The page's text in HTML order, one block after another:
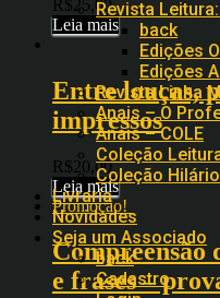
Revista
back
Edições
Edições
Revista Linha
Anais – O
Anais – COLE
Coleção
Coleção
Livraria
Novidades
Seja um Associado
back
Cadastro
R$25,00
Leia mais
Entre louças,
impressos
R$20,00
Leia mais
Promoção!
Compreensão
e frases –